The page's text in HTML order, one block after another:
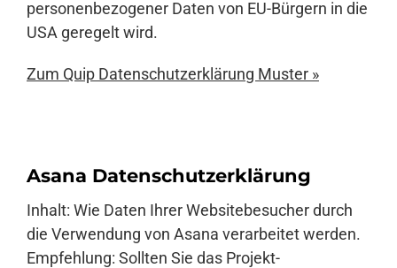
personenbezogener Daten von EU-Bürgern in die
USA geregelt wird.
Zum Quip Datenschutzerklärung Muster »
Asana Datenschutzerklärung
Inhalt: Wie Daten Ihrer Websitebesucher durch
die Verwendung von Asana verarbeitet werden.
Empfehlung: Sollten Sie das Projekt-